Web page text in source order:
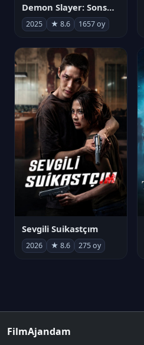
Demon Slayer: Sonsuzluk Kalesi
2025 ★ 8.6 1657 oy
Sevgili Suikastçım
2026 ★ 8.6 275 oy
FilmAjandam